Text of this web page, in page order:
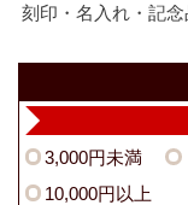
刻印・名入れ・記念
3,000円未満
10,000円以上